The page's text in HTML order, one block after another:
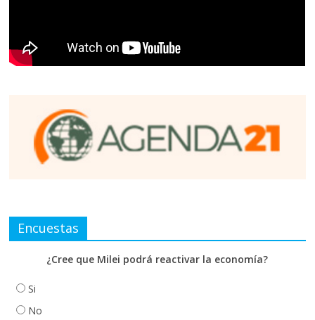
Encuestas
¿Cree que Milei podrá reactivar la economía?
Si
No